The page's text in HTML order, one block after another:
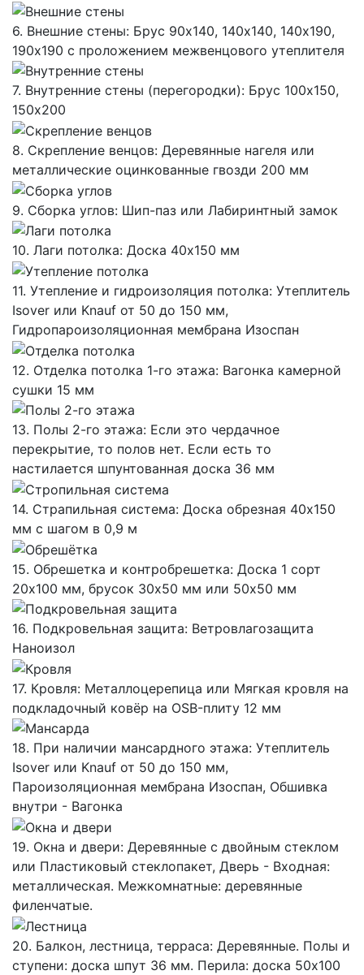
6. Внешние стены: Брус 90х140, 140х140, 140х190,
190х190 с проложением межвенцового утеплителя
7. Внутренние стены (перегородки): Брус 100х150,
150х200
8. Скрепление венцов: Деревянные нагеля или
металлические оцинкованные гвозди 200 мм
9. Сборка углов: Шип-паз или Лабиринтный замок
10. Лаги потолка: Доска 40х150 мм
11. Утепление и гидроизоляция потолка: Утеплитель
Isover или Knauf от 50 до 150 мм,
Гидропароизоляционная мембрана Изоспан
12. Отделка потолка 1-го этажа: Вагонка камерной
сушки 15 мм
13. Полы 2-го этажа: Если это чердачное
перекрытие, то полов нет. Если есть то
настилается шпунтованная доска 36 мм
14. Страпильная система: Доска обрезная 40х150
мм с шагом в 0,9 м
15. Обрешетка и контробрешетка: Доска 1 сорт
20х100 мм, брусок 30х50 мм или 50х50 мм
16. Подкровельная защита: Ветровлагозащита
Наноизол
17. Кровля: Металлоцерепица или Мягкая кровля на
подкладочный ковёр на OSB-плиту 12 мм
18. При наличии мансардного этажа: Утеплитель
Isover или Knauf от 50 до 150 мм,
Пароизоляционная мембрана Изоспан, Обшивка
внутри - Вагонка
19. Окна и двери: Деревянные с двойным стеклом
или Пластиковый стеклопакет, Дверь - Входная:
металлическая. Межкомнатные: деревянные
филенчатые.
20. Балкон, лестница, терраса: Деревянные. Полы и
ступени: доска шпут 36 мм. Перила: доска 50х100